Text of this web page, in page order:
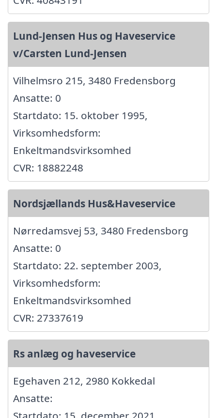
Lund-Jensen Hus og Haveservice
v/Carsten Lund-Jensen
Vilhelmsro 215, 3480 Fredensborg
Ansatte: 0
Startdato: 15. oktober 1995,
Virksomhedsform:
Enkeltmandsvirksomhed
CVR: 18882248
Nordsjællands Hus&Haveservice
Nørredamsvej 53, 3480 Fredensborg
Ansatte: 0
Startdato: 22. september 2003,
Virksomhedsform:
Enkeltmandsvirksomhed
CVR: 27337619
Rs anlæg og haveservice
Egehaven 212, 2980 Kokkedal
Ansatte: